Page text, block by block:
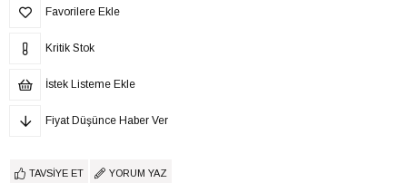
Favorilere Ekle
Kritik Stok
İstek Listeme Ekle
Fiyat Düşünce Haber Ver
TAVSIYE ET YORUM YAZ